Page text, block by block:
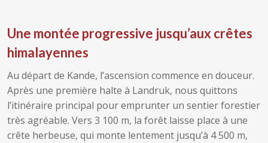
Une montée progressive jusqu’aux crêtes
himalayennes
Au départ de Kande, l’ascension commence en douceur.
Après une première halte à Landruk, nous quittons
l’itinéraire principal pour emprunter un sentier forestier
très agréable. Vers 3 100 m, la forêt laisse place à une
crête herbeuse, qui monte lentement jusqu’à 4 500 m,